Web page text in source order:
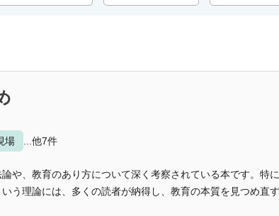
場 ...他7件
や、教育のあり方について深く考察されている本です。特に
う理論には、多くの読者が納得し、教育の本質を見つめ直